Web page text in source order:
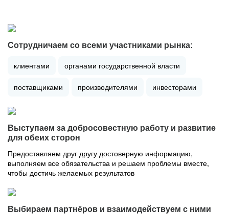
Сотрудничаем со всеми участниками рынка:
клиентами органами государственной власти
поставщиками производителями инвесторами
Выступаем за добросовестную работу и развитие
для обеих сторон
Предоставляем друг другу достоверную информацию,
выполняем все обязательства и решаем проблемы вместе,
чтобы достичь желаемых результатов
Выбираем партнёров и взаимодействуем с ними